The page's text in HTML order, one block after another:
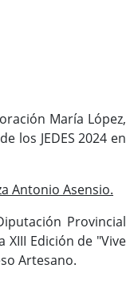
María López,
los JEDES 2024 en
Antonio Asensio.
Provincial
XIII Edición de "Vive
Artesano.